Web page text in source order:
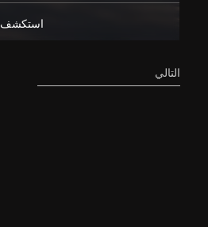
استكشف
التالي